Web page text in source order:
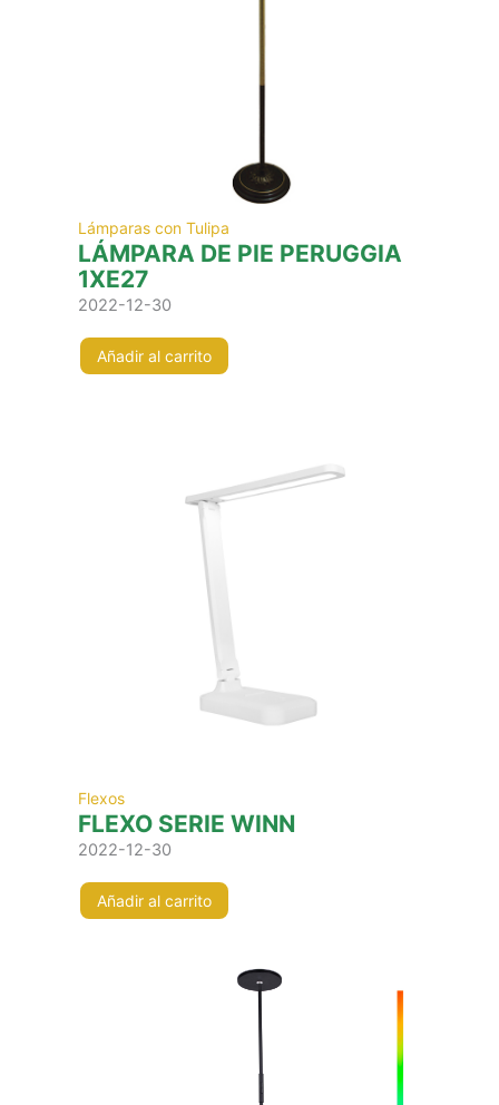
Lámparas con Tulipa
LÁMPARA DE PIE PERUGGIA
1XE27
2022-12-30
Añadir al carrito
Flexos
FLEXO SERIE WINN
2022-12-30
Añadir al carrito